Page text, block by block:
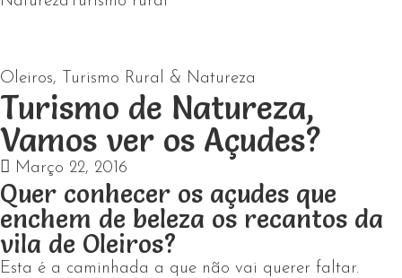
Oleiros, Turismo Rural & Natureza
Turismo de Natureza,
Vamos ver os Açudes?
Março 22, 2016
Quer conhecer os açudes que
enchem de beleza os recantos da
vila de Oleiros?
Esta é a caminhada a que não vai querer faltar.